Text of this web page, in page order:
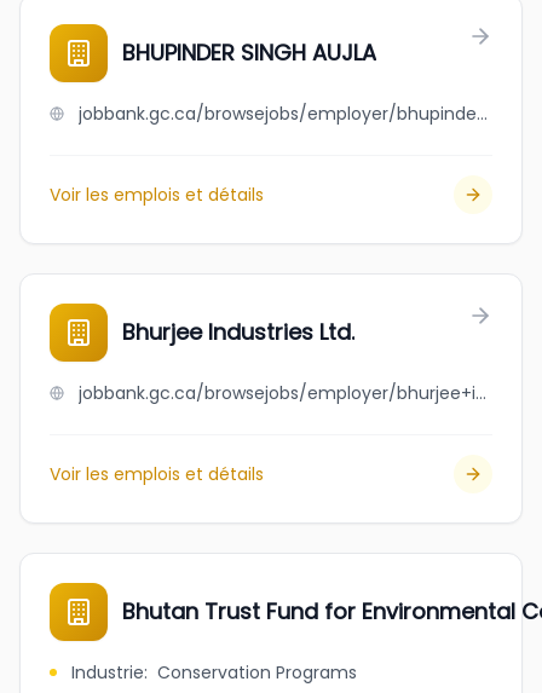
BHUPINDER SINGH AUJLA
jobbank.gc.ca/browsejobs/employer/bhupinder+singh+aujla/ca
Voir les emplois et détails
Bhurjee Industries Ltd.
jobbank.gc.ca/browsejobs/employer/bhurjee+industries+ltd./ca
Voir les emplois et détails
Bhutan Trust Fund for Environmental
Industrie: Conservation Programs